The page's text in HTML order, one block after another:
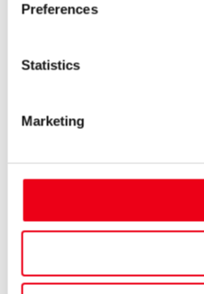
Preferences
Statistics
Marketing